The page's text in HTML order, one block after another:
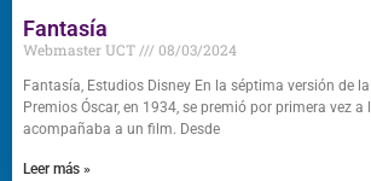
Fantasía
Webmaster UCT 08/03/2024
Fantasía, Estudios Disney En la séptima versión de
Premios Óscar, en 1934, se premió por primera vez a
acompañaba a un film. Desde
Leer más »